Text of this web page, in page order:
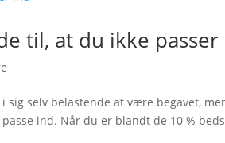
til, at du ikke passer
sig selv belastende at være begavet,
ind. Når du er blandt de 10 %